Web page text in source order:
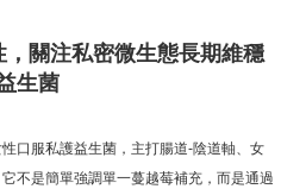
關注私密微生態長期維穩
生菌
口服私護益生菌，主打腸道-陰道軸、女
不是簡單強調單一蔓越莓補充，而是通過